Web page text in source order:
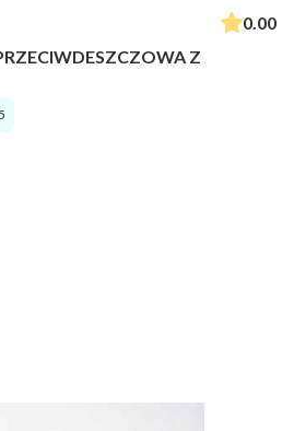
0.00
Z